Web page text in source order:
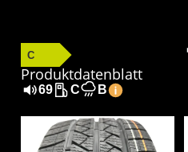
C
Produktdatenblatt
69 C B